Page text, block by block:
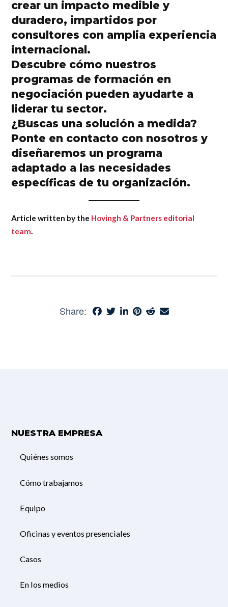
crear un impacto medible y
duradero, impartidos por
consultores con amplia experiencia
internacional.
Descubre cómo nuestros
programas de formación en
negociación pueden ayudarte a
liderar tu sector.
¿Buscas una solución a medida?
Ponte en contacto con nosotros y
diseñaremos un programa
adaptado a las necesidades
específicas de tu organización.
Article written by the Hovingh & Partners editorial
team.
Share:
NUESTRA EMPRESA
Quiénes somos
Cómo trabajamos
Equipo
Oficinas y eventos presenciales
Casos
En los medios